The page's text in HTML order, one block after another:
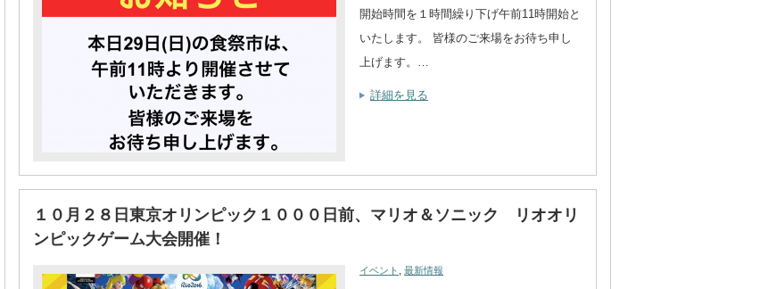
開始時間を１時間繰り下げ午前11時開始と
いたします。 皆様のご来場をお待ち申し
上げます。…
詳細を見る
１０月２８日東京オリンピック１０００日前、マリオ＆ソニック リオオリ
ンピックゲーム大会開催！
イベント 最新情報